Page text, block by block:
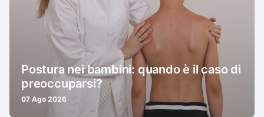
Postura nei bambini: quando è il caso di
preoccuparsi?
07 Ago 2026